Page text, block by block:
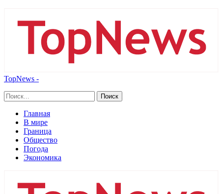
TopNews -
Главная
В мире
Граница
Общество
Погода
Экономика